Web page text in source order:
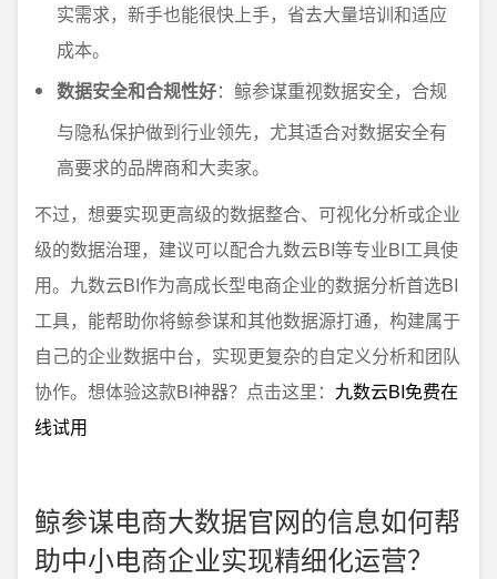
实需求，新手也能很快上手，省去大量培训和适应
成本。
数据安全和合规性好：鲸参谋重视数据安全，合规
与隐私保护做到行业领先，尤其适合对数据安全有
高要求的品牌商和大卖家。
不过，想要实现更高级的数据整合、可视化分析或企业
级的数据治理，建议可以配合九数云BI等专业BI工具使
用。九数云BI作为高成长型电商企业的数据分析首选BI
工具，能帮助你将鲸参谋和其他数据源打通，构建属于
自己的企业数据中台，实现更复杂的自定义分析和团队
协作。想体验这款BI神器？点击这里： 九数云BI免费在
线试用
鲸参谋电商大数据官网的信息如何帮
助中小电商企业实现精细化运营？